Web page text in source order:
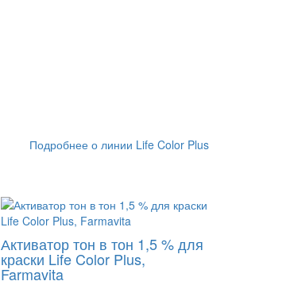
Подробнее о линии Life Color Plus
Активатор тон в тон 1,5 % для
краски Life Color Plus,
Farmavita